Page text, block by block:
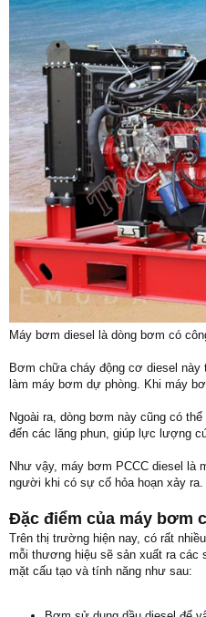
Máy bơm diesel là dòng bơm có
Bơm chữa cháy động cơ diesel
làm máy bơm dự phòng. Khi máy
Ngoài ra, dòng bơm này cũng có
đến các lăng phun, giúp lực lượng
Như vậy, máy bơm PCCC diesel là
người khi có sự cố hỏa hoạn xảy ra.
Đặc điểm của máy bơm
Trên thị trường hiện nay, có rất
mỗi thương hiệu sẽ sản xuất ra các
mặt cấu tạo và tính năng như sau: